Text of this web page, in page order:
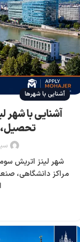
آشنایی با شهرها
آشنایی با شهر
تحصیل،
شهر لینز اتریش
مراکز دانشگاهی،